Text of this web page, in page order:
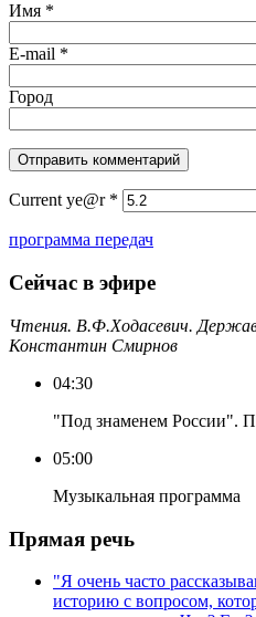
Имя *
E-mail *
Город
Current ye@r *
программа передач
Сейчас в эфире
Чтения. В.Ф.Ходасевич.
Константин Смирнов
04:30
"Под знаменем России".
05:00
Музыкальная программа
Прямая речь
"Я очень часто
историю с вопросом,